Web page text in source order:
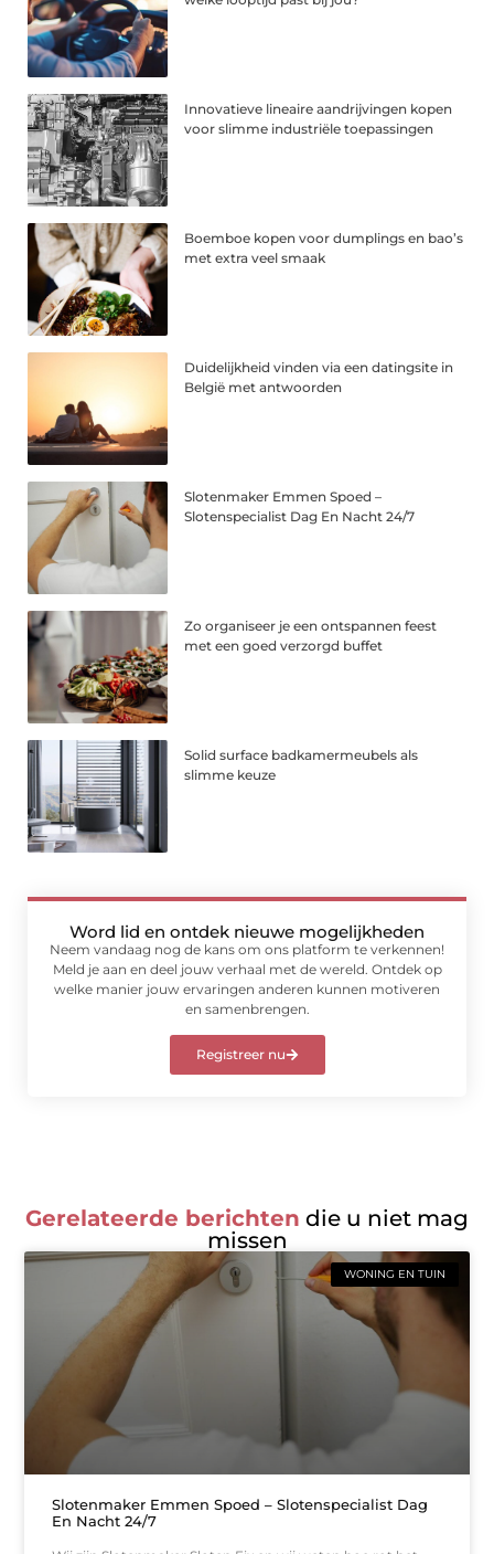
Innovatieve lineaire aandrijvingen kopen
voor slimme industriële toepassingen
Boemboe kopen voor dumplings en bao’s
met extra veel smaak
Duidelijkheid vinden via een datingsite in
België met antwoorden
Slotenmaker Emmen Spoed –
Slotenspecialist Dag En Nacht 24/7
Zo organiseer je een ontspannen feest
met een goed verzorgd buffet
Solid surface badkamermeubels als
slimme keuze
Word lid en ontdek nieuwe mogelijkheden
Neem vandaag nog de kans om ons platform te verkennen!
Meld je aan en deel jouw verhaal met de wereld. Ontdek op
welke manier jouw ervaringen anderen kunnen motiveren
en samenbrengen.
Registreer nu
Gerelateerde berichten die u niet mag
missen
WONING EN TUIN
Slotenmaker Emmen Spoed – Slotenspecialist Dag
En Nacht 24/7